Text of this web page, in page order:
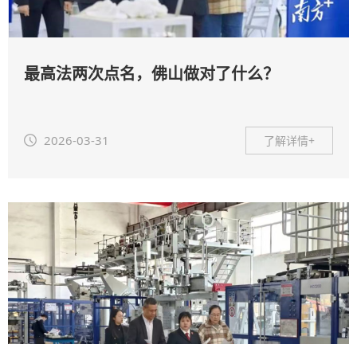
最高法两次点名，佛山做对了什么？
了解详情+
2026-03-31